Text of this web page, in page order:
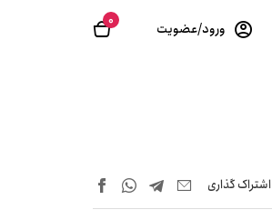
0 ورود/عضویت
اشتراک‌ گذاری